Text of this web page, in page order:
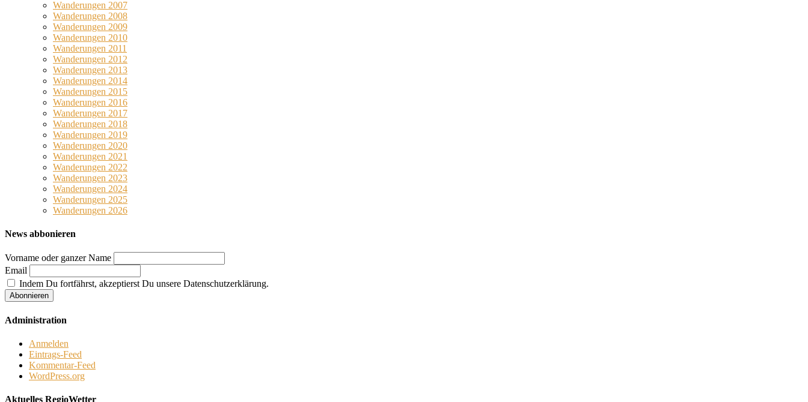
Wanderungen 2007
Wanderungen 2008
Wanderungen 2009
Wanderungen 2010
Wanderungen 2011
Wanderungen 2012
Wanderungen 2013
Wanderungen 2014
Wanderungen 2015
Wanderungen 2016
Wanderungen 2017
Wanderungen 2018
Wanderungen 2019
Wanderungen 2020
Wanderungen 2021
Wanderungen 2022
Wanderungen 2023
Wanderungen 2024
Wanderungen 2025
Wanderungen 2026
News abbonieren
Vorname oder ganzer Name
Email
Indem Du fortfährst, akzeptierst Du unsere Datenschutzerklärung.
Administration
Anmelden
Eintrags-Feed
Kommentar-Feed
WordPress.org
Aktuelles RegioWetter